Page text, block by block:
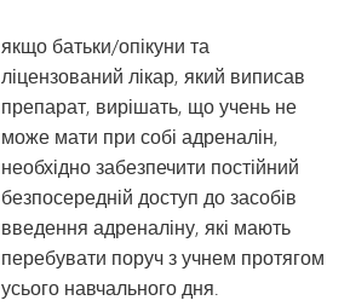
якщо батьки/опікуни та
ліцензований лікар, який виписав
препарат, вирішать, що учень не
може мати при собі адреналін,
необхідно забезпечити постійний
безпосередній доступ до засобів
введення адреналіну, які мають
перебувати поруч з учнем протягом
усього навчального дня.